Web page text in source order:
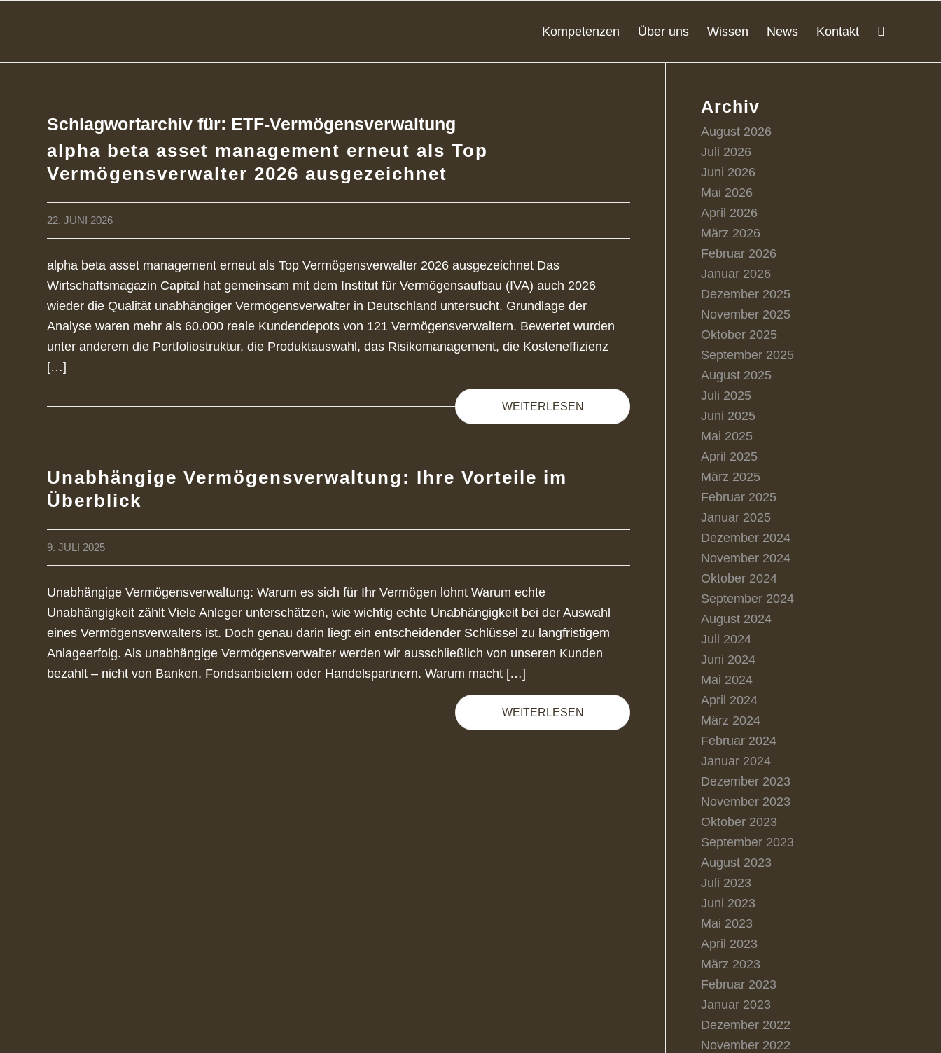
Kompetenzen Über uns Wissen News Kontakt
Schlagwortarchiv für: ETF-Vermögensverwaltung
alpha beta asset management erneut als Top
Vermögensverwalter 2026 ausgezeichnet
22. JUNI 2026
alpha beta asset management erneut als Top Vermögensverwalter 2026 ausgezeichnet Das
Wirtschaftsmagazin Capital hat gemeinsam mit dem Institut für Vermögensaufbau (IVA) auch 2026
wieder die Qualität unabhängiger Vermögensverwalter in Deutschland untersucht. Grundlage der
Analyse waren mehr als 60.000 reale Kundendepots von 121 Vermögensverwaltern. Bewertet wurden
unter anderem die Portfoliostruktur, die Produktauswahl, das Risikomanagement, die Kosteneffizienz
[…]
WEITERLESEN
Unabhängige Vermögensverwaltung: Ihre Vorteile im
Überblick
9. JULI 2025
Unabhängige Vermögensverwaltung: Warum es sich für Ihr Vermögen lohnt Warum echte
Unabhängigkeit zählt Viele Anleger unterschätzen, wie wichtig echte Unabhängigkeit bei der Auswahl
eines Vermögensverwalters ist. Doch genau darin liegt ein entscheidender Schlüssel zu langfristigem
Anlageerfolg. Als unabhängige Vermögensverwalter werden wir ausschließlich von unseren Kunden
bezahlt – nicht von Banken, Fondsanbietern oder Handelspartnern. Warum macht […]
WEITERLESEN
Archiv
August 2026
Juli 2026
Juni 2026
Mai 2026
April 2026
März 2026
Februar 2026
Januar 2026
Dezember 2025
November 2025
Oktober 2025
September 2025
August 2025
Juli 2025
Juni 2025
Mai 2025
April 2025
März 2025
Februar 2025
Januar 2025
Dezember 2024
November 2024
Oktober 2024
September 2024
August 2024
Juli 2024
Juni 2024
Mai 2024
April 2024
März 2024
Februar 2024
Januar 2024
Dezember 2023
November 2023
Oktober 2023
September 2023
August 2023
Juli 2023
Juni 2023
Mai 2023
April 2023
März 2023
Februar 2023
Januar 2023
Dezember 2022
November 2022